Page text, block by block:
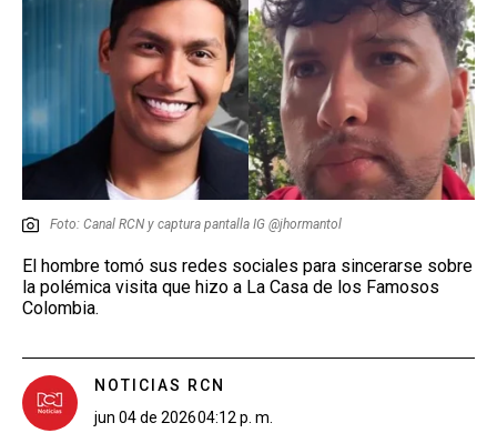
Foto: Canal RCN y captura pantalla IG @jhormantol
El hombre tomó sus redes sociales para sincerarse sobre
la polémica visita que hizo a La Casa de los Famosos
Colombia.
NOTICIAS RCN
jun 04 de 202604:12 p. m.